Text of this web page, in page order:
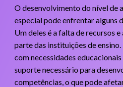
O desenvolvimento do nível de
especial pode enfrentar alguns
Um deles é a falta de recursos
parte das instituições de
com necessidades
suporte necessário para
competências, o que pode